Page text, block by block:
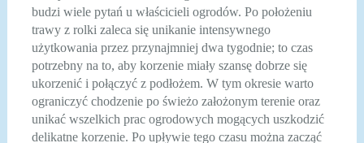
budzi wiele pytań u właścicieli ogrodów. Po położeniu
trawy z rolki zaleca się unikanie intensywnego
użytkowania przez przynajmniej dwa tygodnie; to czas
potrzebny na to, aby korzenie miały szansę dobrze się
ukorzenić i połączyć z podłożem. W tym okresie warto
ograniczyć chodzenie po świeżo założonym terenie oraz
unikać wszelkich prac ogrodowych mogących uszkodzić
delikatne korzenie. Po upływie tego czasu można zacząć